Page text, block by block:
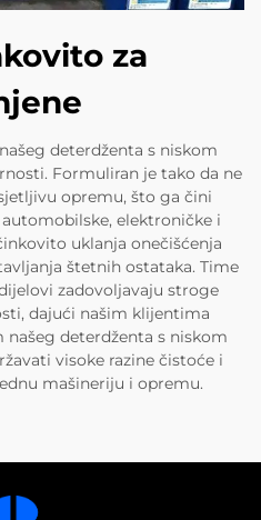
za
deterdženta s niskom
Formuliran je tako da ne
opremu, što ga čini
elektroničke i
uklanja onečišćenja
štetnih ostataka. Time
zadovoljavaju stroge
dajući našim klijentima
deterdženta s niskom
visoke razine čistoće i
mašineriju i opremu.